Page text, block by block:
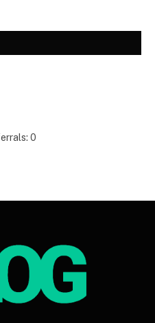
0